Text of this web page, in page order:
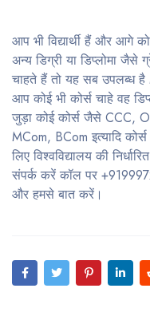
आप भी विद्यार्थी हैं और आगे
अन्य डिग्री या डिप्लोमा
चाहते हैं तो यह सब उपलब्ध
आप कोई भी कोर्स चाहे वह
जुड़ा कोई कोर्स जैसे CCC,
MCom, BCom इत्यादि
लिए विश्वविद्यालय की
संपर्क करें कॉल पर
और हमसे बात करें।